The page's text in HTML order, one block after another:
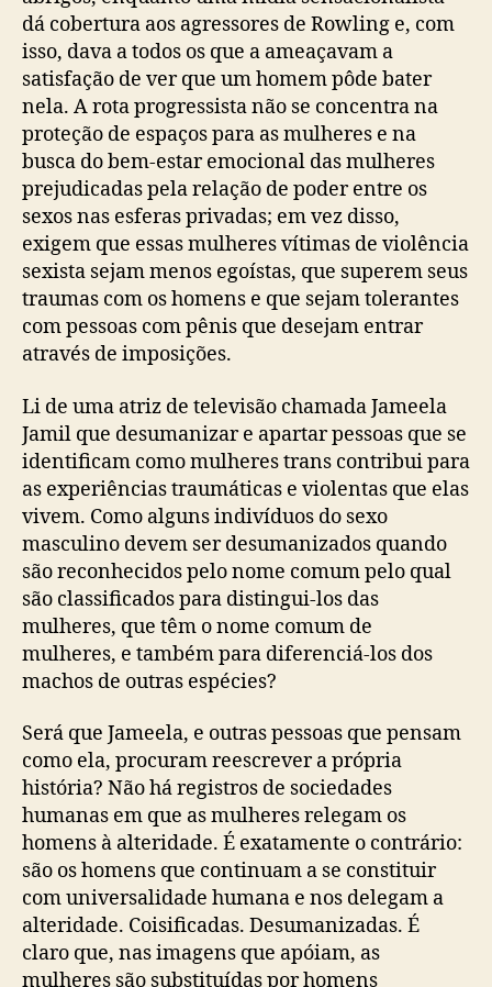
dá cobertura aos agressores de Rowling e, com
isso, dava a todos os que a ameaçavam a
satisfação de ver que um homem pôde bater
nela. A rota progressista não se concentra na
proteção de espaços para as mulheres e na
busca do bem-estar emocional das mulheres
prejudicadas pela relação de poder entre os
sexos nas esferas privadas; em vez disso,
exigem que essas mulheres vítimas de violência
sexista sejam menos egoístas, que superem seus
traumas com os homens e que sejam tolerantes
com pessoas com pênis que desejam entrar
através de imposições.
Li de uma atriz de televisão chamada Jameela
Jamil que desumanizar e apartar pessoas que se
identificam como mulheres trans contribui para
as experiências traumáticas e violentas que elas
vivem. Como alguns indivíduos do sexo
masculino devem ser desumanizados quando
são reconhecidos pelo nome comum pelo qual
são classificados para distingui-los das
mulheres, que têm o nome comum de
mulheres, e também para diferenciá-los dos
machos de outras espécies?
Será que Jameela, e outras pessoas que pensam
como ela, procuram reescrever a própria
história? Não há registros de sociedades
humanas em que as mulheres relegam os
homens à alteridade. É exatamente o contrário:
são os homens que continuam a se constituir
com universalidade humana e nos delegam a
alteridade. Coisificadas. Desumanizadas. É
claro que, nas imagens que apóiam, as
mulheres são substituídas por homens